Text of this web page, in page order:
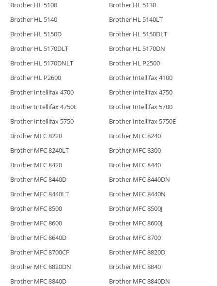
Brother HL 5100
Brother HL 5130
Brother HL 5140
Brother HL 5140LT
Brother HL 5150D
Brother HL 5150DLT
Brother HL 5170DLT
Brother HL 5170DN
Brother HL 5170DNLT
Brother HL P2500
Brother HL P2600
Brother Intellifax 4100
Brother Intellifax 4700
Brother Intellifax 4750
Brother Intellifax 4750E
Brother Intellifax 5700
Brother Intellifax 5750
Brother Intellifax 5750E
Brother MFC 8220
Brother MFC 8240
Brother MFC 8240LT
Brother MFC 8300
Brother MFC 8420
Brother MFC 8440
Brother MFC 8440D
Brother MFC 8440DN
Brother MFC 8440LT
Brother MFC 8440N
Brother MFC 8500
Brother MFC 8500J
Brother MFC 8600
Brother MFC 8600J
Brother MFC 8640D
Brother MFC 8700
Brother MFC 8700CP
Brother MFC 8820D
Brother MFC 8820DN
Brother MFC 8840
Brother MFC 8840D
Brother MFC 8840DN